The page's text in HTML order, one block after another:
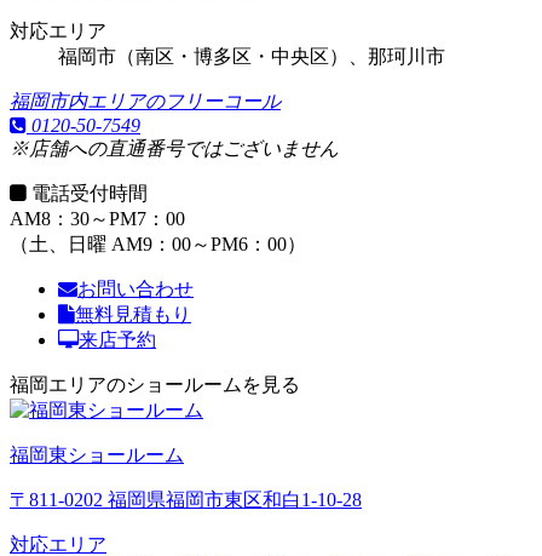
対応エリア
福岡市（南区・博多区・中央区）、那珂川市
福岡市内エリアのフリーコール
0120-50-7549
※店舗への直通番号ではございません
電話受付時間
AM8：30～PM7：00
（土、日曜 AM9：00～PM6：00）
お問い合わせ
無料見積もり
来店予約
福岡エリアのショールームを見る
福岡東ショールーム
〒811-0202 福岡県福岡市東区和白1-10-28
対応エリア